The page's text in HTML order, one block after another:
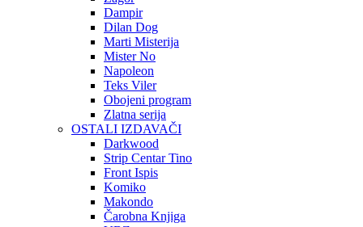
Dampir
Dilan Dog
Marti Misterija
Mister No
Napoleon
Teks Viler
Obojeni program
Zlatna serija
OSTALI IZDAVAČI
Darkwood
Strip Centar Tino
Front Ispis
Komiko
Makondo
Čarobna Knjiga